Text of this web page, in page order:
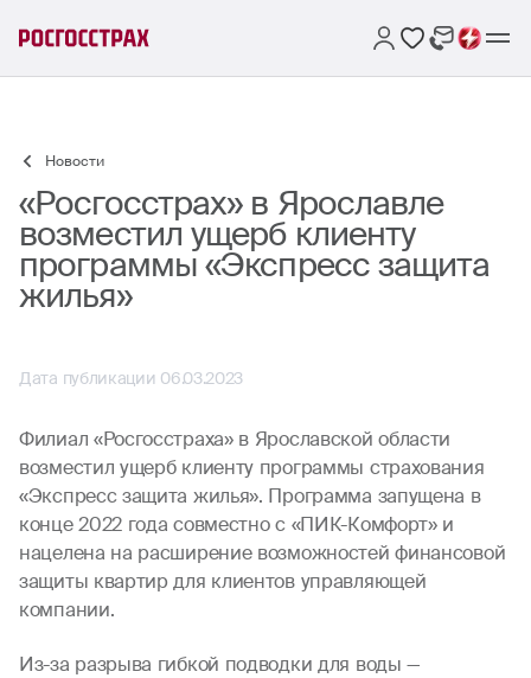
Новости
«Росгосстрах» в Ярославле
возместил ущерб клиенту
программы «Экспресс защита
жилья»
Дата публикации 06.03.2023
Филиал «Росгосстраха» в Ярославской области
возместил ущерб клиенту программы страхования
«Экспресс защита жилья». Программа запущена в
конце 2022 года совместно с «ПИК-Комфорт» и
нацелена на расширение возможностей финансовой
защиты квартир для клиентов управляющей
компании.
Из-за разрыва гибкой подводки для воды —